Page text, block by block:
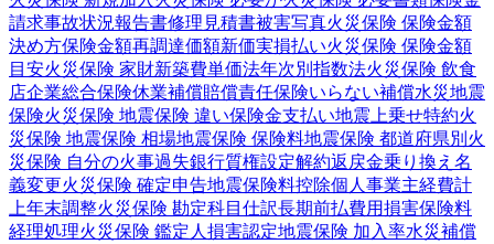
請求事故状況報告書修理見積書被害写真火災保険 保険金額
決め方保険金額再調達価額新価実損払い火災保険 保険金額
目安火災保険 家財新築費単価法年次別指数法火災保険 飲食
店企業総合保険休業補償賠償責任保険いらない補償水災地震
保険火災保険 地震保険 違い保険金支払い地震上乗せ特約火
災保険 地震保険 相場地震保険 保険料地震保険 都道府県別 火
災保険 自分の火事過失銀行質権設定解約返戻金乗り換え 名
義変更火災保険 確定申告地震保険料控除個人事業主経費計
上年末調整火災保険 勘定科目 仕訳長期前払費用損害保険料
経理処理火災保険 鑑定人 損害認定地震保険 加入率水災補償